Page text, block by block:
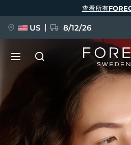
查看所有
US 8/12/26
BREAKING NEWS
語言
English Deutsch